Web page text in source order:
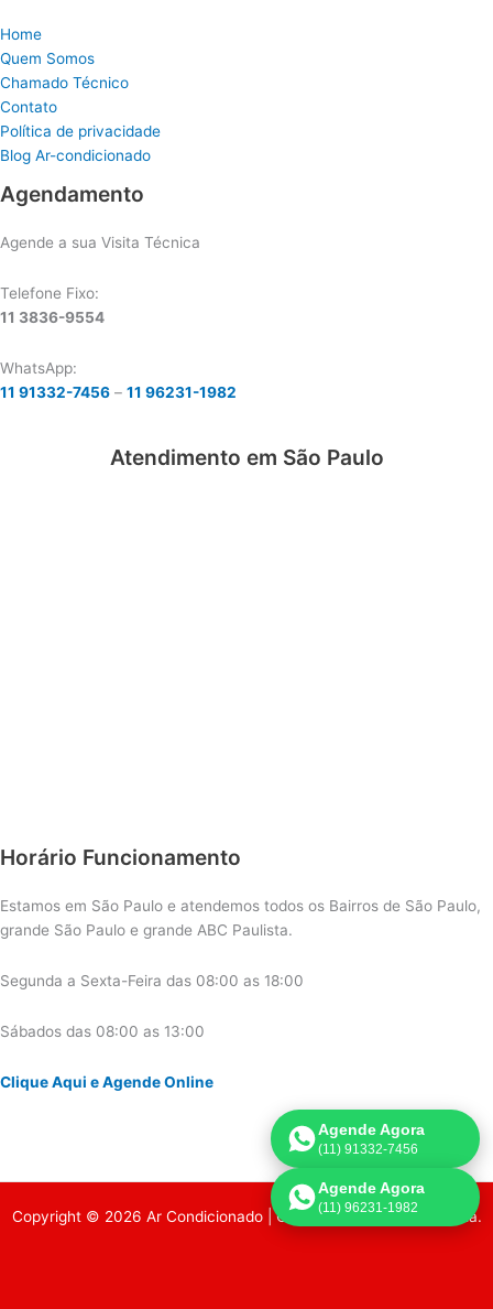
Home
Quem Somos
Chamado Técnico
Contato
Política de privacidade
Blog Ar-condicionado
Agendamento
Agende a sua Visita Técnica
Telefone Fixo:
11 3836-9554
WhatsApp:
11 91332-7456 – 11 96231-1982
Atendimento em São Paulo
Horário Funcionamento
Estamos em São Paulo e atendemos todos os Bairros de São Paulo,
grande São Paulo e grande ABC Paulista.
Segunda a Sexta-Feira das 08:00 as 18:00
Sábados das 08:00 as 13:00
Clique Aqui e Agende Online
Copyright © 2026 Ar Condicionado | Criado por:Página de Venda.
Agende Agora
(11) 91332-7456
Agende Agora
(11) 96231-1982